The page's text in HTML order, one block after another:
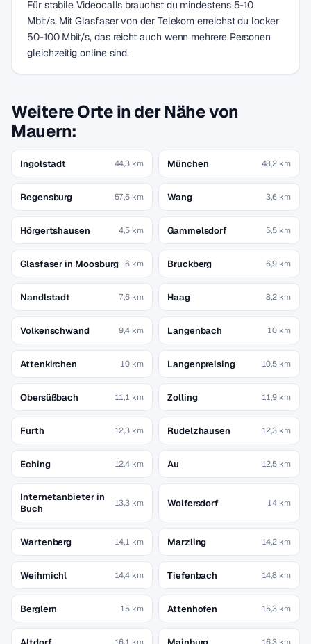
Für stabile Videocalls brauchst du mindestens 5-10
Mbit/s. Mit Glasfaser von der Telekom erreichst du locker
50-100 Mbit/s, das reicht auch wenn mehrere Personen
gleichzeitig online sind.
Weitere Orte in der Nähe von
Mauern:
Ingolstadt 44,3 km München 48,2 km
Regensburg 57,6 km Wang 3,6 km
Hörgertshausen 4,5 km Gammelsdorf 5,5 km
Glasfaser in Moosburg 6 km Bruckberg 6,9 km
Nandlstadt 7,6 km Haag 8,2 km
Volkenschwand 9,4 km Langenbach 10 km
Attenkirchen 10 km Langenpreising 10,5 km
Obersüßbach 11,1 km Zolling 11,9 km
Furth 12,3 km Rudelzhausen 12,3 km
Eching 12,4 km Au 12,5 km
Internetanbieter in
Buch
13,3 km Wolfersdorf 14 km
Wartenberg 14,1 km Marzling 14,2 km
Weihmichl 14,4 km Tiefenbach 14,8 km
Berglern 15 km Attenhofen 15,3 km
16,1 km 16,3 km